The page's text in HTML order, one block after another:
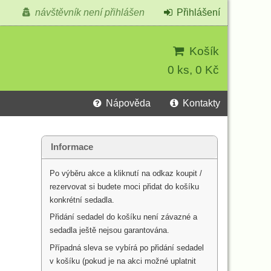
Košík
0 ks, 0 Kč
návštěvník není přihlášen Přihlášení
Nápověda Kontakty
Informace
Po výběru akce a kliknutí na odkaz koupit /
rezervovat si budete moci přidat do košíku
konkrétní sedadla.
Přidání sedadel do košíku není závazné a
sedadla ještě nejsou garantována.
Případná sleva se vybírá po přidání sedadel
v košíku (pokud je na akci možné uplatnit